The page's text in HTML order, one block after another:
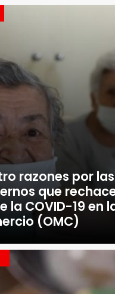
razones por
que
la COVID-19 en
(OMC)